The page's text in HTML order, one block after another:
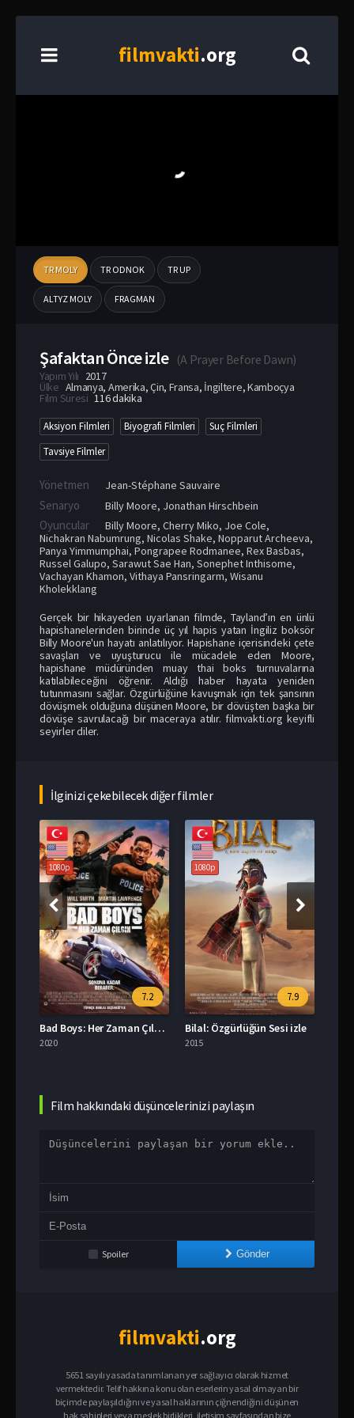
filmvakti.org
TR MOLY TR ODNOK TR UP
ALTYZ MOLY FRAGMAN
Şafaktan Önce izle (A Prayer Before Dawn)
Yapım Yılı 2017
Ülke Almanya, Amerika,Çin, Fransa, İngiltere,Kamboçya
Film Süresi 116 dakika
Aksiyon Filmleri Biyografi Filmleri
Suç Filmleri
Tavsiye Filmler
Yönetmen Jean-Stéphane Sauvaire
Senaryo Billy Moore, Jonathan Hirschbein
Oyuncular Billy Moore, Cherry Miko, Joe Cole,
Nichakran Nabumrung, Nicolas Shake, Nopparut Archeeva,
Panya Yimmumphai, Pongrapee Rodmanee, Rex Basbas,
Russel Galupo, Sarawut Sae Han, Sonephet Inthisome,
Vachayan Khamon, Vithaya Pansringarm, Wisanu
Kholekklang
Gerçek bir hikayeden uyarlanan filmde, Tayland’ın en ünlü
hapishanelerinden birinde üç yıl hapis yatan İngiliz boksör
Billy Moore'un hayatı anlatılıyor. Hapishane içerisindeki çete
savaşları ve uyuşturucu ile mücadele eden Moore,
hapishane müdüründen muay thai boks turnuvalarına
katılabileceğini öğrenir. Aldığı haber hayata yeniden
tutunmasını sağlar. Özgürlüğüne kavuşmak için tek şansının
dövüşmek olduğuna düşünen Moore, bir dövüşten başka bir
dövüşe savrulacağı bir maceraya atılır. filmvakti.org keyifli
seyirler diler.
İlginizi çekebilecek diğer filmler
1080p
7.2
Bad Boys: Her Zaman Çılgın izle
2020
1080p
7.9
Bilal: Özgürlüğün Sesi izle
2015
Film hakkındaki düşüncelerinizi paylaşın
Spoiler Gönder
filmvakti.org
5651 sayılı yasada tanımlanan yer sağlayıcı olarak hizmet
vermektedir. Telif hakkına konu olan eserlerin yasal olmayan bir
biçimde paylaşıldığını ve yasal haklarının çiğnendiğini düşünen
hak sahipleri veya meslek birlikleri, iletişim sayfasından bize